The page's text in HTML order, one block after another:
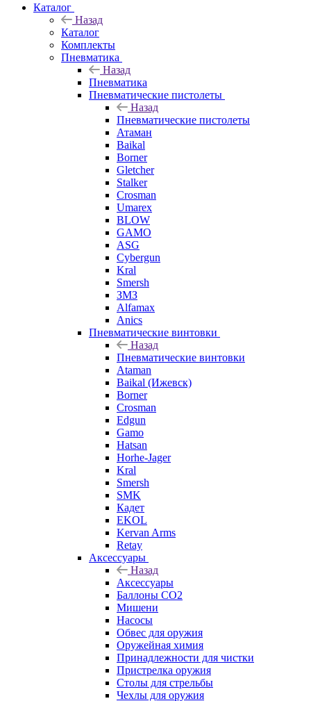
Каталог
Назад
Каталог
Комплекты
Пневматика
Назад
Пневматика
Пневматические пистолеты
Назад
Пневматические пистолеты
Атаман
Baikal
Borner
Gletcher
Stalker
Crosman
Umarex
BLOW
GAMO
ASG
Cybergun
Kral
Smersh
ЗМЗ
Alfamax
Anics
Пневматические винтовки
Назад
Пневматические винтовки
Ataman
Baikal (Ижевск)
Borner
Crosman
Edgun
Gamo
Hatsan
Horhe-Jager
Kral
Smersh
SMK
Кадет
EKOL
Kervan Arms
Retay
Аксессуары
Назад
Аксессуары
Баллоны СО2
Мишени
Насосы
Обвес для оружия
Оружейная химия
Принадлежности для чистки
Пристрелка оружия
Столы для стрельбы
Чехлы для оружия